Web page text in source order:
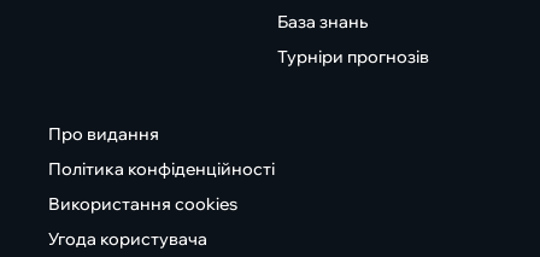
База знань
Турніри прогнозів
Про видання
Політика конфіденційності
Використання cookies
Угода користувача